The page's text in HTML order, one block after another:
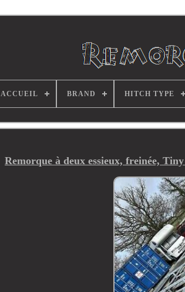
ACCUEIL BRAND HITCH TYPE
Remorque à deux essieux, freinée,